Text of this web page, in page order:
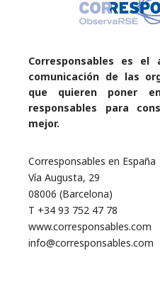
Corresponsables es
comunicación de las
que quieren poner
responsables para
mejor.
Corresponsables en España
Vía Augusta, 29
08006 (Barcelona)
T +34 93 752 47 78
www.corresponsables.com
info@corresponsables.com